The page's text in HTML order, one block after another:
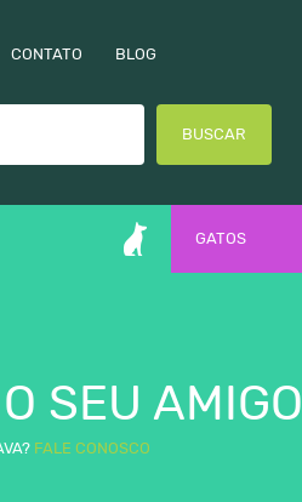
CONTATO BLOG
BUSCAR
GATOS
SEU AMIGO
FALE CONOSCO